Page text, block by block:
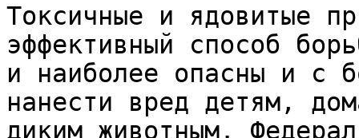
Токсичные и ядовитые
эффективный способ
и наиболее опасны и с
нанести вред детям,
диким животным.